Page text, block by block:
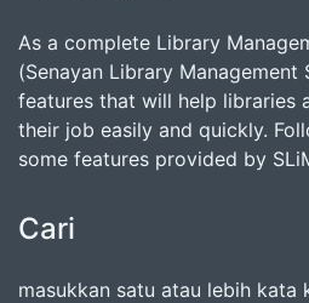
As a complete Library
(Senayan Library Management
features that will help libraries
their job easily and quickly.
some features provided by
Cari
masukkan satu atau lebih kata